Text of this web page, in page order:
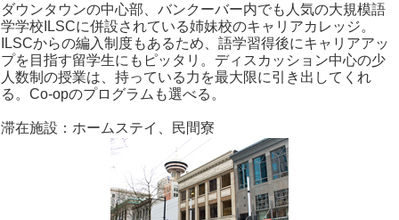
ダウンタウンの中心部、バンクーバー内でも人気の大規模語
学学校ILSCに併設されている姉妹校のキャリアカレッジ。
ILSCからの編入制度もあるため、語学習得後にキャリアアッ
プを目指す留学生にもピッタリ。ディスカッション中心の少
人数制の授業は、持っている力を最大限に引き出してくれ
る。Co-opのプログラムも選べる。
滞在施設：ホームステイ、民間寮